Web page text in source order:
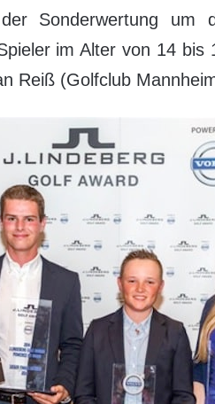
Sonderwertung um
im Alter von 14
Reiß (Golfclub